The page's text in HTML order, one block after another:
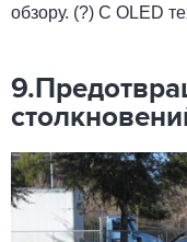
обзору. (?) С OLED